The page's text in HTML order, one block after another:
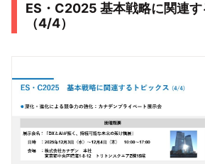
ES・C2025 基本戦略に関連
（4/4）